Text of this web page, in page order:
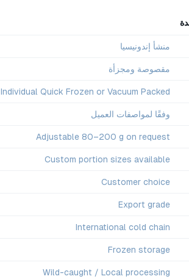
منشأ إندونيسيا
مقصوصة ومجزأة
Individual Quick Frozen or Vacuum Packed
وفقًا لمواصفات العميل
Adjustable 80–200 g on request
Custom portion sizes available
Customer choice
Export grade
International cold chain
Frozen storage
Wild-caught / Local processing